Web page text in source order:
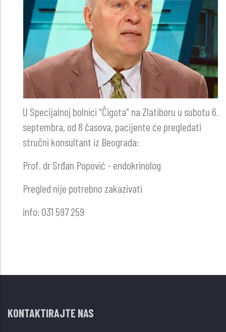
U Specijalnoj bolnici “Čigota” na Zlatiboru u subotu 6.
septembra, od 8 časova, pacijente će pregledati
stručni konsultant iz Beograda:
Prof. dr Srđan Popović - endokrinolog
Pregled nije potrebno zakazivati
info: 031 597 259
KONTAKTIRAJTE NAS